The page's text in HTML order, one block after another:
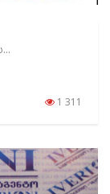
1 311